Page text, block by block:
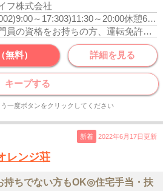
フ株式会社
2)9:00～17:303)11:30～20:00休憩60分
介護支援専門員の資格をお持ちの方、運転免許あれば尚可
料） 詳細を見る
キープする
一度ボタンをクリックしてください
新着 2022年6月17日更新
レンジ荘
持ちでない方もOK◎住宅手当・扶